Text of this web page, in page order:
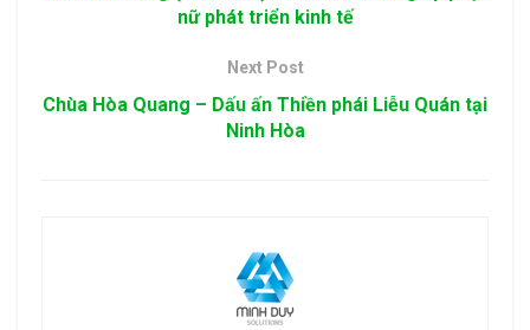
nữ phát triển kinh tế
Next Post
Chùa Hòa Quang – Dấu ấn Thiền phái Liễu Quán tại
Ninh Hòa